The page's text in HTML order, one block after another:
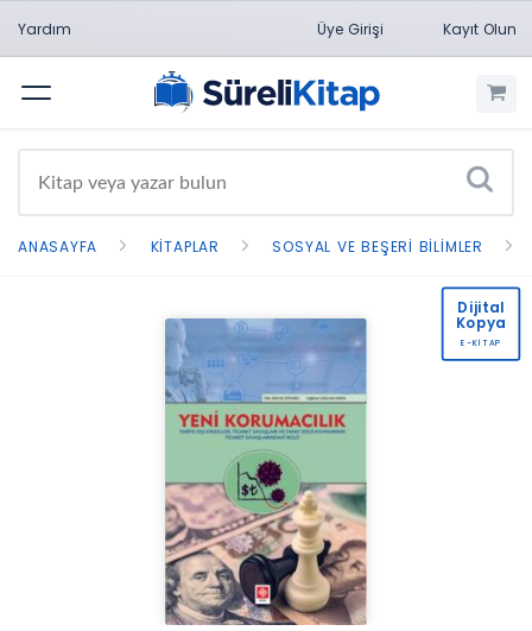
Yardım Üye Girişi Kayıt Olun
Menü
ANASAYFA KITAPLAR SOSYAL VE BEŞERI BILIMLER
Dijital
Kopya
E-KİTAP